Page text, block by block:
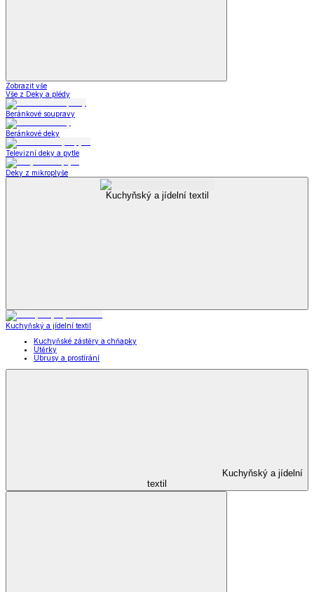
Zobrazit vše
Vše z Deky a plédy
Beránkové soupravy
Beránkové deky
Televizní deky a pytle
Deky z mikroplyše
Kuchyňský a jídelní textil
Kuchyňský a jídelní textil
Kuchyňské zástěry a chňapky
Utěrky
Ubrusy a prostírání
Kuchyňský a jídelní
textil